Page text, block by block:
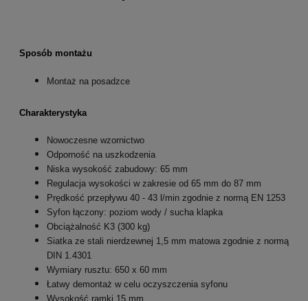
Sposób montażu
Montaż na posadzce
Charakterystyka
Nowoczesne wzornictwo
Odporność na uszkodzenia
Niska wysokość zabudowy: 65 mm
Regulacja wysokości w zakresie od 65 mm do 87 mm
Prędkość przepływu 40 - 43 l/min zgodnie z normą EN 1253
Syfon łączony: poziom wody / sucha klapka
Obciążalność K3 (300 kg)
Siatka ze stali nierdzewnej 1,5 mm matowa zgodnie z normą
DIN 1.4301
Wymiary rusztu: 650 x 60 mm
Łatwy demontaż w celu oczyszczenia syfonu
Wysokość ramki 15 mm